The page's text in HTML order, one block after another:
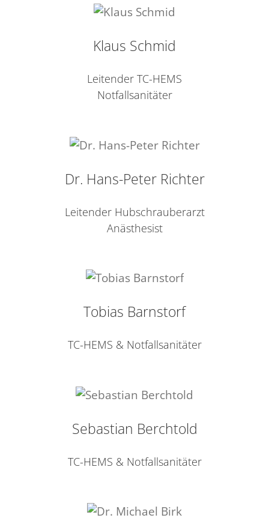
Klaus Schmid
Leitender TC-HEMS
Notfallsanitäter
Dr. Hans-Peter Richter
Leitender Hubschrauberarzt
Anästhesist
Tobias Barnstorf
TC-HEMS & Notfallsanitäter
Sebastian Berchtold
TC-HEMS & Notfallsanitäter